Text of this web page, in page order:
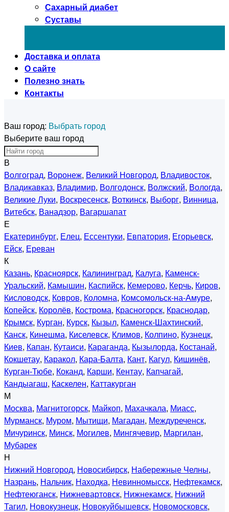
Сахарный диабет
Суставы
Доставка и оплата
О сайте
Полезно знать
Контакты
Ваш город: Выбрать город
Выберите ваш город
В
Волгоград, Воронеж, Великий Новгород, Владивосток,
Владикавказ, Владимир, Волгодонск, Волжский, Вологда,
Великие Луки, Воскресенск, Воткинск, Выборг, Винница,
Витебск, Ванадзор, Вагаршапат
Е
Екатеринбург, Елец, Ессентуки, Евпатория, Егорьевск,
Ейск, Ереван
К
Казань, Красноярск, Калининград, Калуга, Каменск-
Уральский, Камышин, Каспийск, Кемерово, Керчь, Киров,
Кисловодск, Ковров, Коломна, Комсомольск-на-Амуре,
Копейск, Королёв, Кострома, Красногорск, Краснодар,
Крымск, Курган, Курск, Кызыл, Каменск-Шахтинский,
Канск, Кинешма, Киселевск, Климов, Колпино, Кузнецк,
Киев, Капан, Кутаиси, Караганда, Кызылорда, Костанай,
Кокшетау, Каракол, Кара-Балта, Кант, Кагул, Кишинёв,
Курган-Тюбе, Коканд, Карши, Кентау, Капчагай,
Кандыагаш, Каскелен, Каттакурган
М
Москва, Магнитогорск, Майкоп, Махачкала, Миасс,
Мурманск, Муром, Мытищи, Магадан, Междуреченск,
Мичуринск, Минск, Могилев, Мингячевир, Маргилан,
Мубарек
Н
Нижний Новгород, Новосибирск, Набережные Челны,
Назрань, Нальчик, Находка, Невинномысск, Нефтекамск,
Нефтеюганск, Нижневартовск, Нижнекамск, Нижний
Тагил, Новокузнецк, Новокуйбышевск, Новомосковск,